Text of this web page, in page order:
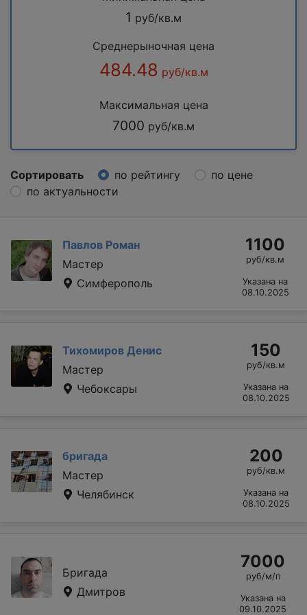
1 руб/кв.м
Среднерыночная цена
484.48 руб/кв.м
Максимальная цена
7000 руб/кв.м
Сортировать по рейтингу
по цене
по актуальности
Павлов Роман
Мастер
Симферополь
1100
руб/кв.м
Указана на
08.10.2025
Тихомиров Денис
Мастер
Чебоксары
150
руб/кв.м
Указана на
08.10.2025
бригада
Мастер
Челябинск
200
руб/кв.м
Указана на
08.10.2025
Бригада
Дмитров
7000
руб/м/п
Указана на
09.10.2025